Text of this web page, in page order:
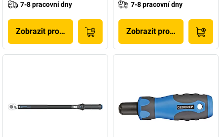
7-8 pracovní dny
Zobrazit produkt
7-8 pracovní dny
Zobrazit produkt